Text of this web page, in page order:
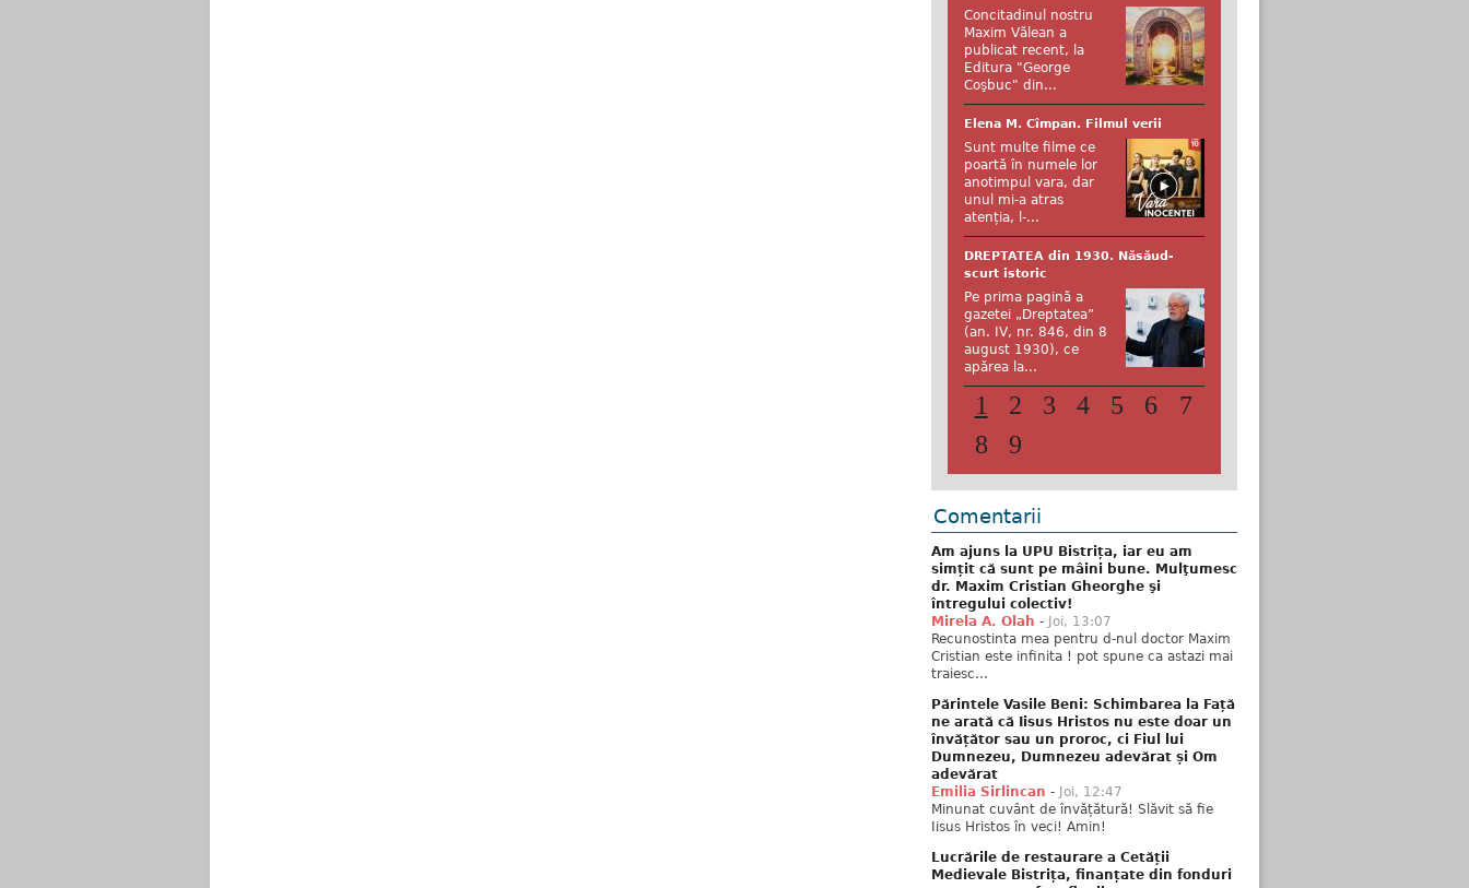
Concitadinul nostru
Maxim Vălean a
publicat recent, la
Editura "George
Coşbuc" din...
Elena M. Cîmpan. Filmul verii
Sunt multe filme ce
poartă în numele lor
anotimpul vara, dar
unul mi-a atras
atenția, l-...
DREPTATEA din 1930. Năsăud-
scurt istoric
Pe prima pagină a
gazetei „Dreptatea”
(an. IV, nr. 846, din 8
august 1930), ce
apărea la...
1 2 3 4 5 6
7
8
9
Comentarii
Am ajuns la UPU Bistrița, iar eu am
simțit că sunt pe mâini bune. Mulţumesc
dr. Maxim Cristian Gheorghe şi
întregului colectiv!
Mirela A. Olah - Joi, 13:07
Recunostinta mea pentru d-nul doctor Maxim
Cristian este infinita ! pot spune ca astazi mai
traiesc...
Părintele Vasile Beni: Schimbarea la Față
ne arată că Iisus Hristos nu este doar un
învățător sau un proroc, ci Fiul lui
Dumnezeu, Dumnezeu adevărat și Om
adevărat
Emilia Sirlincan - Joi, 12:47
Minunat cuvânt de învățătură! Slăvit să fie
Iisus Hristos în veci! Amin!
Lucrările de restaurare a Cetății
Medievale Bistrița, finanțate din fonduri